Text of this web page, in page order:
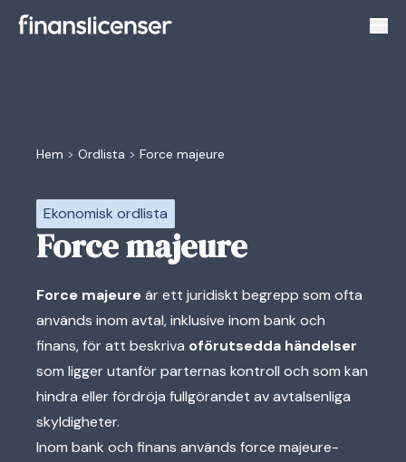
Hem > Ordlista > Force majeure
Ekonomisk ordlista
Force majeure
Force majeureär ett juridiskt begrepp som ofta
används inom avtal, inklusive inom bank och
finans, för att beskriva oförutsedda händelser
som ligger utanför parternas kontroll och som kan
hindra eller fördröja fullgörandet av avtalsenliga
skyldigheter.
Inom bank och finans används force majeure-